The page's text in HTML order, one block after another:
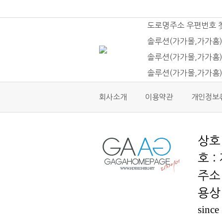
도로명주소 우편번호
솔루션(가가몰,가가
솔루션(가가몰,가가
솔루션(가가몰,가가
회사소개 이용약관 개인정보
호 :
용